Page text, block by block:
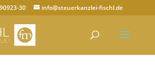
30 info@steuerkanzlei-fischl.de